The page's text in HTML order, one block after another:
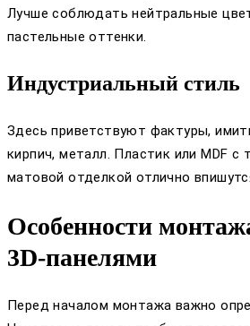
Лучше соблюдать нейтральные
пастельные оттенки.
Индустриальный стиль
Здесь приветствуют фактуры,
кирпич, металл. Пластик или MDF с
матовой отделкой отлично
Особенности
3D-панелями
Перед началом монтажа важно